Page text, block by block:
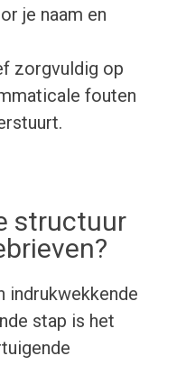
je naam en
zorgvuldig op
fouten
structuur
indrukwekkende
stap is het